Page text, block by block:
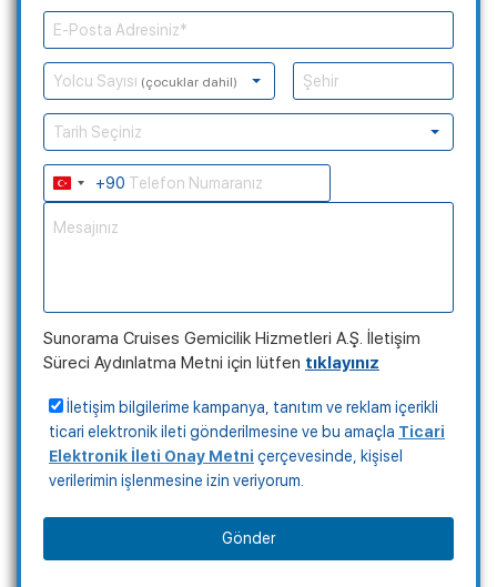
Yolcu Sayısı (çocuklar dahil)
Tarih Seçiniz
Turkey+90
Sunorama Cruises Gemicilik Hizmetleri A.Ş. İletişim
Süreci Aydınlatma Metni için lütfen tıklayınız
İletişim bilgilerime kampanya, tanıtım ve reklam içerikli
ticari elektronik ileti gönderilmesine ve bu amaçla Ticari
Elektronik İleti Onay Metni çerçevesinde, kişisel
verilerimin işlenmesine izin veriyorum.
Gönder